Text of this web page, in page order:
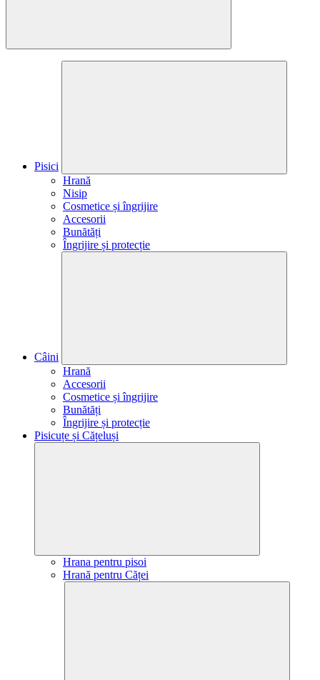
Pisici
Hrană
Nisip
Cosmetice și îngrijire
Accesorii
Bunătăți
Îngrijire și protecție
Câini
Hrană
Accesorii
Cosmetice și îngrijire
Bunătăți
Îngrijire și protecție
Pisicuțe și Cățeluși
Hrana pentru pisoi
Hrană pentru Căței